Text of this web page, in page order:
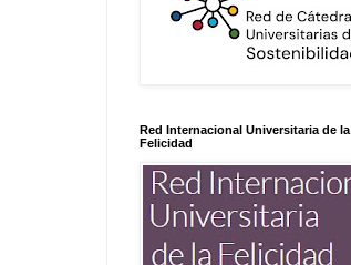
Red Internacional Universitaria de la
Felicidad